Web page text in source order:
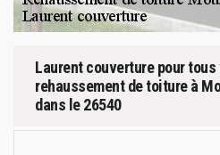
Laurent couverture pour
rehaussement de toiture à
dans le 26540